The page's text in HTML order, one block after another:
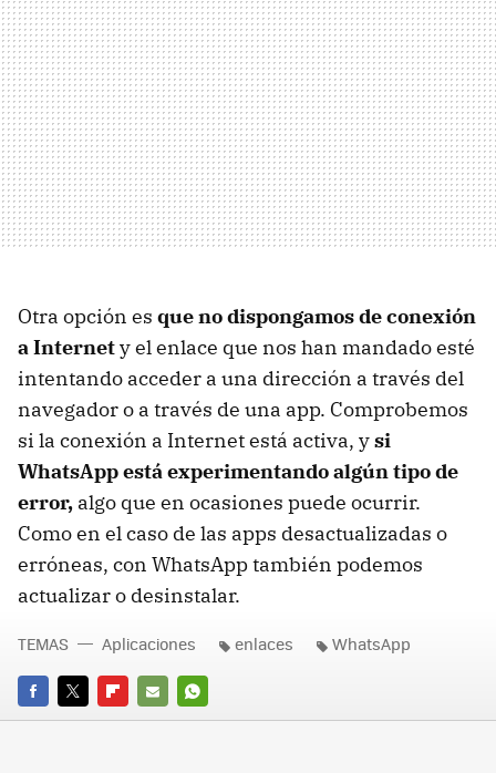
Otra opción es que no dispongamos de conexión
a Internety el enlace que nos han mandado esté
intentando acceder a una dirección a través del
navegador o a través de una app. Comprobemos
si la conexión a Internet está activa, ysi
WhatsApp está experimentando algún tipo de
error, algo que en ocasiones puede ocurrir.
Como en el caso de las apps desactualizadas o
erróneas, con WhatsApp también podemos
actualizar o desinstalar.
FACEBOOK
TWITTERFLIPBOARD
E-
WHATSAPP
TEMAS Aplicaciones enlaces WhatsApp